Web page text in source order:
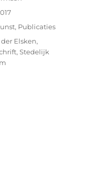
, Publicaties
Elsken,
,Stedelijk